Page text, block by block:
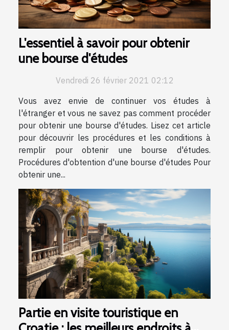
L'essentiel à savoir pour obtenir
une bourse d'études
Vendredi 26 février 2021 02:12
Vous avez envie de continuer vos études à
l'étranger et vous ne savez pas comment procéder
pour obtenir une bourse d'études. Lisez cet article
pour découvrir les procédures et les conditions à
remplir pour obtenir une bourse d'études.
Procédures d'obtention d'une bourse d'études Pour
obtenir une...
Partie en visite touristique en